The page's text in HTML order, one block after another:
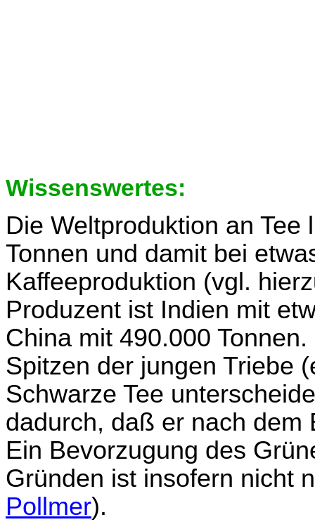
Wissenswertes:
Die Weltproduktion an
Tonnen und damit bei
Kaffeeproduktion (vgl.
Produzent ist Indien mit
China mit 490.000
Spitzen der jungen Triebe
Schwarze Tee
dadurch, daß er nach dem
Ein Bevorzugung des
Gründen ist insofern nicht
Pollmer).